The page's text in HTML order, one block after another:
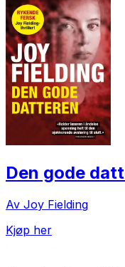
Den gode
Av Joy Fielding
Kjøp her